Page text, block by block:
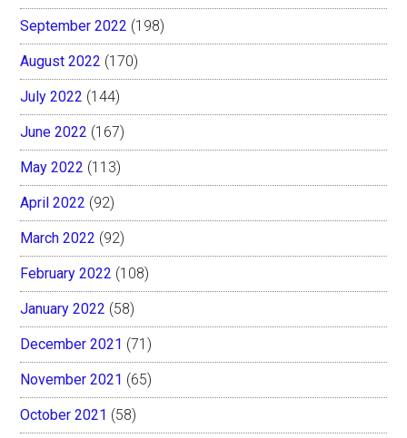
September 2022 (198)
August 2022 (170)
July 2022 (144)
June 2022 (167)
May 2022 (113)
April 2022 (92)
March 2022 (92)
February 2022 (108)
January 2022 (58)
December 2021 (71)
November 2021 (65)
October 2021 (58)